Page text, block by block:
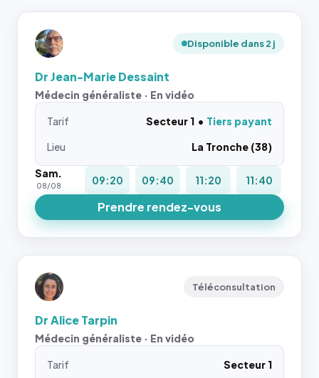
Disponible dans 2 j
Dr Jean-Marie Dessaint
Médecin généraliste · En vidéo
Tarif Secteur 1
Tiers payant
Lieu
La Tronche (38)
Sam.
08/08 09:20 09:40 11:20 11:40
Prendre rendez-vous
Téléconsultation
Dr Alice Tarpin
Médecin généraliste · En vidéo
Tarif
Secteur 1